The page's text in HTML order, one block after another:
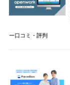
ー口コミ・評判